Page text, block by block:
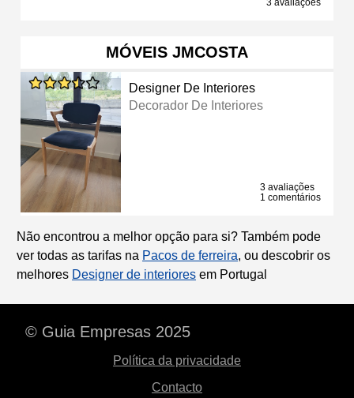
MÓVEIS JMCOSTA
Designer De Interiores
Decorador De Interiores
3 avaliações
1 comentários
Não encontrou a melhor opção para si? Também pode
ver todas as tarifas na Pacos de ferreira, ou descobrir os
melhores Designer de interiores em Portugal
© Guia Empresas 2025
Política da privacidade
Contacto